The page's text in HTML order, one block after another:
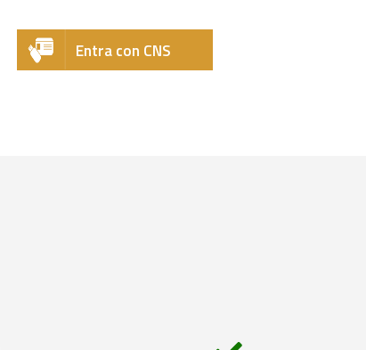
Entra con CNS